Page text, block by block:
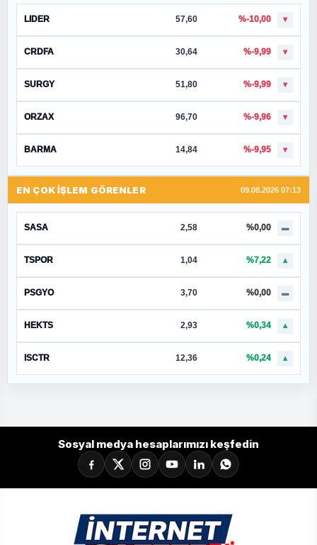
LIDER 57,60 %-10,00 ▼
CRDFA 30,64 %-9,99 ▼
SURGY 51,80 %-9,99 ▼
ORZAX 96,70 %-9,96 ▼
BARMA 14,84 %-9,95 ▼
EN ÇOK İŞLEM GÖRENLER 09.08.2026 07:13
SASA 2,58 %0,00 ▬
TSPOR 1,04 %7,22 ▲
PSGYO 3,70 %0,00 ▬
HEKTS 2,93 %0,34 ▲
ISCTR 12,36 %0,24 ▲
Sosyal medya hesaplarımızı keşfedin